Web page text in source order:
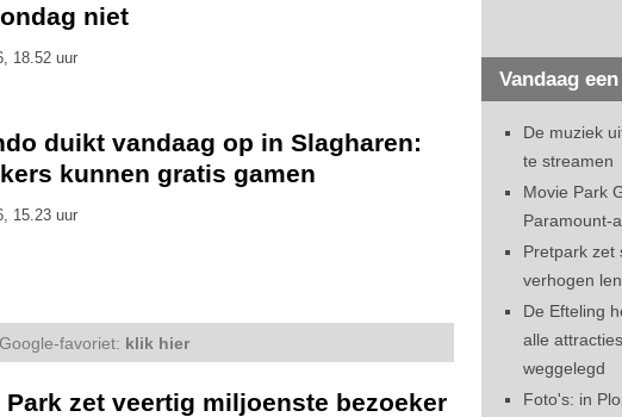
niet
18.52 uur
duikt vandaag op in Slagharen:
kunnen gratis gamen
15.23 uur
favoriet: klik hier
Park zet veertig miljoenste bezoeker
Vandaag
De muziek
te streamen
Movie Park
Paramount-
Pretpark zet
verhogen
De Efteling
alle
weggelegd
Foto's: in